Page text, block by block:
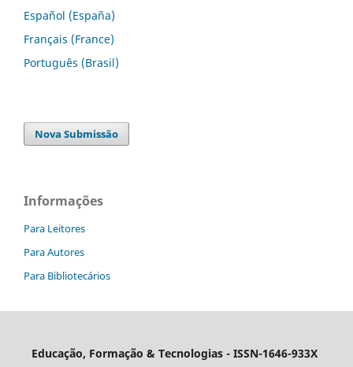
Español (España)
Français (France)
Português (Brasil)
Nova Submissão
Informações
Para Leitores
Para Autores
Para Bibliotecários
Educação, Formação & Tecnologias - ISSN-1646-933X